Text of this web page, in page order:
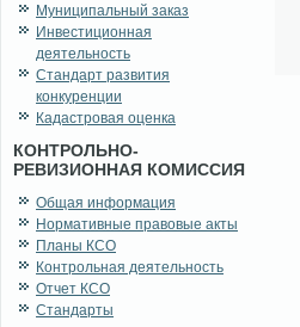
Муниципальный заказ
Инвестиционная
деятельность
Стандарт развития
конкуренции
Кадастровая оценка
КОНТРОЛЬНО-
РЕВИЗИОННАЯ КОМИССИЯ
Общая информация
Нормативные правовые акты
Планы КСО
Контрольная деятельность
Отчет КСО
Стандарты